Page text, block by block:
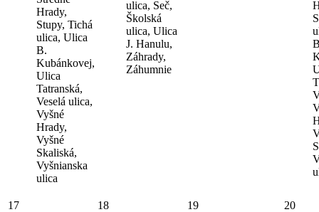
Hrady,
Stupy, Tichá
ulica, Ulica
B.
Kubánkovej,
Ulica
Tatranská,
Veselá ulica,
Vyšné
Hrady,
Vyšné
Skaliská,
Vyšnianska
ulica
ulica, Seč,
Školská
ulica, Ulica
J. Hanulu,
Záhrady,
Záhumnie
17 18 19 20